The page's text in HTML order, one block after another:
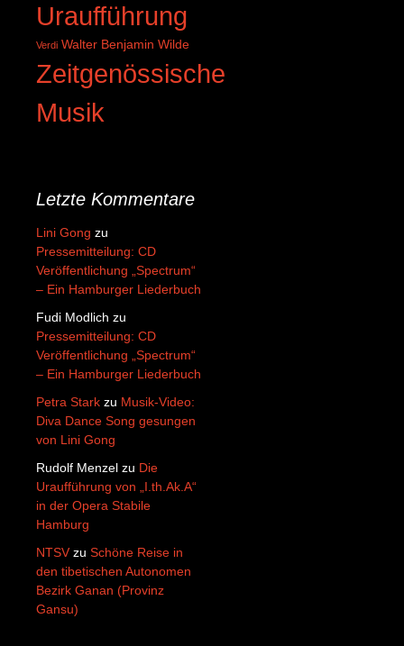
Uraufführung
Verdi Walter Benjamin Wilde
Zeitgenössische
Musik
Letzte Kommentare
Lini Gong zu
Pressemitteilung: CD
Veröffentlichung „Spectrum“
– Ein Hamburger Liederbuch
Fudi Modlich zu
Pressemitteilung: CD
Veröffentlichung „Spectrum“
– Ein Hamburger Liederbuch
Petra Stark zu Musik-Video:
Diva Dance Song gesungen
von Lini Gong
Rudolf Menzel zu Die
Uraufführung von „I.th.Ak.A“
in der Opera Stabile
Hamburg
NTSV zu Schöne Reise in
den tibetischen Autonomen
Bezirk Ganan (Provinz
Gansu)